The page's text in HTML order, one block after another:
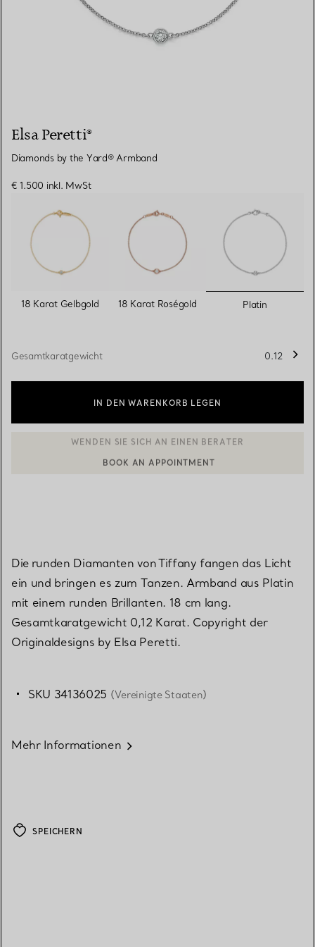
Elsa Peretti®
Diamonds by the Yard® Armband
€ 1.500 inkl. MwSt
18 Karat Gelbgold 18 Karat Roségold Platin
Gesamtkaratgewicht 0.12
IN DEN WARENKORB LEGEN
EINEN KUNDENBERATER KONTAKTIEREN ODER EINEN
Die runden Diamanten von Tiffany fangen das Licht
ein und bringen es zum Tanzen. Armband aus Platin
mit einem runden Brillanten. 18 cm lang.
Gesamtkaratgewicht 0,12 Karat. Copyright der
Originaldesigns by Elsa Peretti.
SKU 34136025 (Vereinigte Staaten)
Mehr Informationen
SPEICHERN